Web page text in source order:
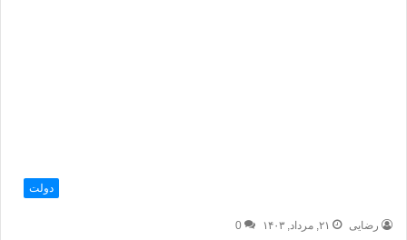
دولت
رضایی ۲۱, مرداد, ۱۴۰۳ 0